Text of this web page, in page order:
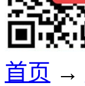
首页 →